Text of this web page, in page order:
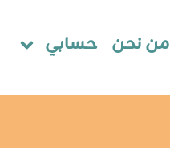
من نحن حسابي